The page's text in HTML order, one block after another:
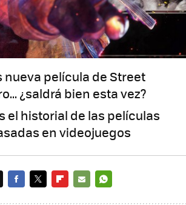
nueva película de Street
¿saldrá bien esta vez?
el historial de las películas
en videojuegos